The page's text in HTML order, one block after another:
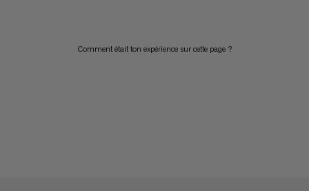
Comment était ton expérience sur cette page ?